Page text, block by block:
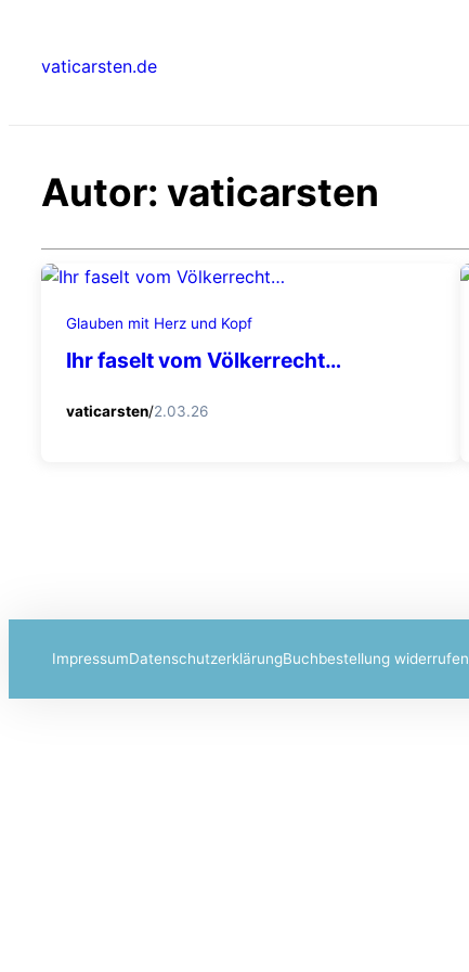
springen
vaticarsten.de
Autor: vaticarsten
Glauben mit Herz und Kopf
Ihr faselt vom Völkerrecht…
vaticarsten/2.03.26
ImpressumDatenschutzerklärungBuchbestellung widerrufen